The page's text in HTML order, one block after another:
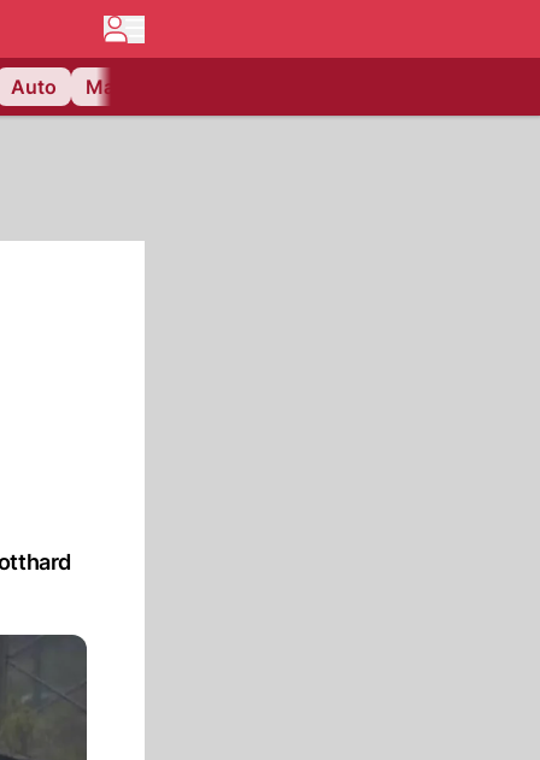
Auto Matchcenter